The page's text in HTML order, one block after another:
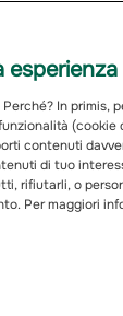
In primis,
contenuti
di tuo
rifiutarli, o
Per maggiori